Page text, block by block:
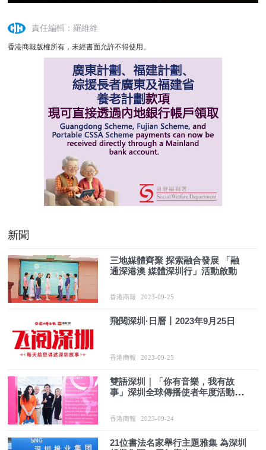
責任編輯：羅維維
香港商報版權所有，未經書面允許不得使用。
新聞
三地媒體齊聚 探索融合發展 「融
通深港澳 媒體深圳行」活動啟動
香港商報 2023-09-25
飛閱深圳·日曆丨2023年9月25日
香港商報 2023-09-25
雙語深圳｜「你有音樂，我有故
事」深圳全球傳播使者年度活動發
會精彩啟幕
香港商報 2023-09-24
21位書法名家舉行主題雅集 為深圳